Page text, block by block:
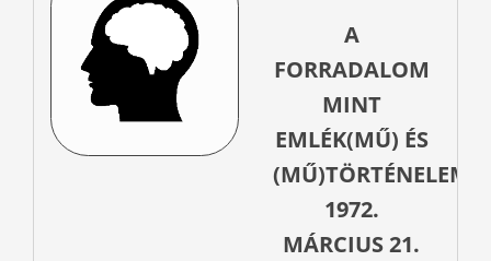
A
FORRADALOM
MINT
EMLÉK(MŰ) ÉS
(MŰ)TÖRTÉNELEM:
1972.
MÁRCIUS 21.